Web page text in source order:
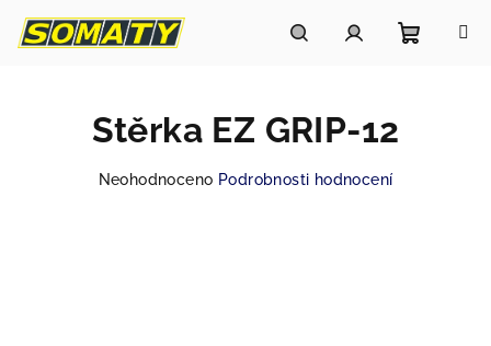
obsah
Stěrka EZ GRIP-12
Průměrné
Neohodnoceno Podrobnosti hodnocení